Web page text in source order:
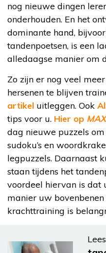
nog nieuwe dingen
onderhouden. En het
dominante hand,
tandenpoetsen, is een
alledaagse manier om
Zo zijn er nog veel
hersenen te blijven
artikel uitleggen. Ook
tips voor u. Hier op
dag nieuwe puzzels
sudoku’s en
legpuzzels. Daarnaast
staan tijdens het
voordeel hiervan is dat
manier uw
krachttraining is